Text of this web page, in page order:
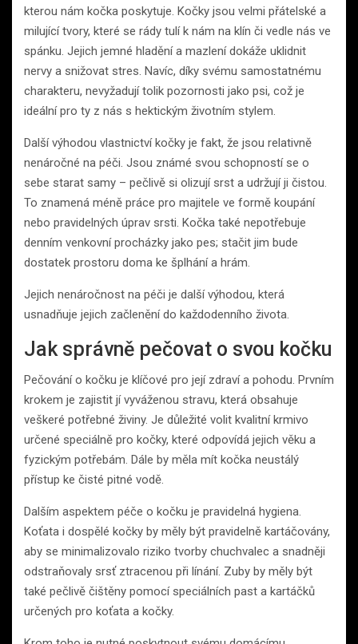
kterou nám kočka poskytuje. Kočky jsou velmi přátelské a
milující tvory, které se rády tulí k nám na klín či vedle nás ve
spánku. Jejich jemné hladění a mazlení dokáže uklidnit
nervy a snižovat stres. Navíc, díky svému samostatnému
charakteru, nevyžadují tolik pozornosti jako psi, což je
ideální pro ty z nás s hektickým životním stylem.
Další výhodou vlastnictví kočky je fakt, že jsou relativně
nenáročné na péči. Jsou známé svou schopností se o
sebe starat samy – pečlivě si olizují srst a udržují ji čistou.
To znamená méně práce pro majitele ve formě koupání
nebo pravidelných úprav srsti. Kočka také nepotřebuje
denním venkovní procházky jako pes; stačit jim bude
dostatek prostoru doma ke šplhání a hrám.
Jejich nenáročnost na péči je další výhodou, která
usnadňuje jejich začlenění do každodenního života.
Jak správně pečovat o svou kočku
Pečování o kočku je klíčové pro její zdraví a pohodu. Prvním
krokem je zajistit jí vyváženou stravu, která obsahuje
veškeré potřebné živiny. Je důležité volit kvalitní krmivo
určené speciálně pro kočky, které odpovídá jejich věku a
fyzickým potřebám. Dále by měla mít kočka neustálý
přístup ke čisté pitné vodě.
Dalším aspektem péče o kočku je pravidelná hygiena.
Koťata i dospělé kočky by měly být pravidelně kartáčovány,
aby se minimalizovalo riziko tvorby chuchvalec a snadněji
odstraňovaly srsť ztracenou při línání. Zuby by měly být
také pečlivě čištěny pomocí speciálních past a kartáčků
určených pro koťata a kočky.